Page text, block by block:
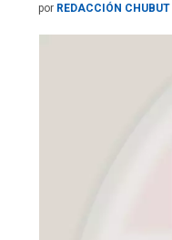
por REDACCIÓN CHUBUT